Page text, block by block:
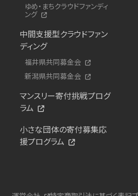
ゆめ・まちクラウドファンディ
ング
中間支援型クラウドファン
ディング
福井県共同募金会
新潟県共同募金会
マンスリー寄付挑戦プログ
ラム
小さな団体の寄付募集応
援プログラム